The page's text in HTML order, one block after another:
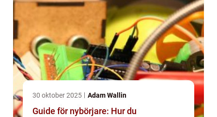
30 oktober 2025 Adam Wallin
Guide för nybörjare: Hur du